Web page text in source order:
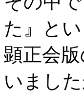
た』と
顕正会
いまし